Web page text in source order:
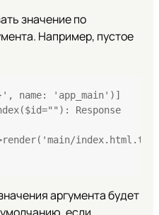
значение по
Например, пустое
name: 'app_main')]
Response
аргумента будет